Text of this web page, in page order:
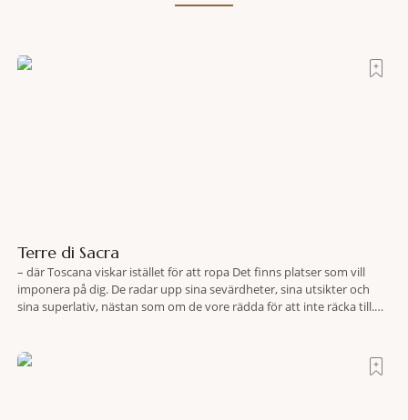
Terre di Sacra
– där Toscana viskar istället för att ropa Det finns platser som vill
imponera på dig. De radar upp sina sevärdheter, sina utsikter och
sina superlativ, nästan som om de vore rädda för att inte räcka till.